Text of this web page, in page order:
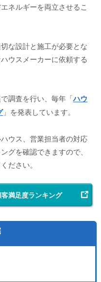
ネルギーを両立させるこ
な設計と施工が必要とな
ウスメーカーに依頼する
調査を行い、毎年「ハウ
」を発表しています。
ウス、営業担当者の対応
グを確認できますので、
ださい。
満足度ランキング